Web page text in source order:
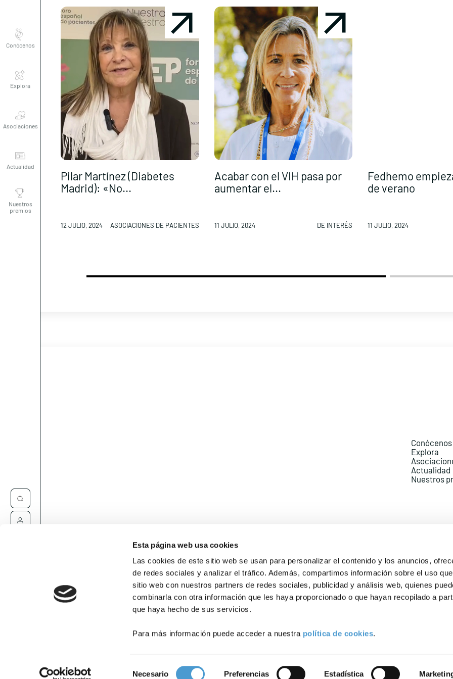
Esta página web usa cookies
Las cookies de este sitio web se usan para personalizar el contenido y los anuncios,
de redes sociales y analizar el tráfico. Además, compartimos información sobre el uso
sitio web con nuestros partners de redes sociales, publicidad y análisis web, quienes
combinarla con otra información que les haya proporcionado o que hayan recopilado a
que haya hecho de sus servicios.
Para más información puede acceder a nuestra política de cookies.
Necesario Preferencias Estadística
Conócenos
Explora
Asociaciones
Actualidad
Nuestros
premios
Pilar Martínez (Diabetes
Madrid): «No...
12 JULIO, 2024 ASOCIACIONES DE PACIENTES
Acabar con el VIH pasa por
aumentar el...
11 JULIO, 2024 DE INTERÉS
Fedhemo
de verano
11 JULIO, 2024
Conócenos
Explora
Actualidad
Nuestros
Política de Privacidad Política de Cookies Aviso